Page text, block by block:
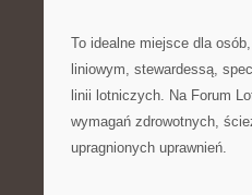
To idealne miejsce dla
liniowym, stewardessą,
linii lotniczych. Na Forum
wymagań zdrowotnych,
upragnionych uprawnień.